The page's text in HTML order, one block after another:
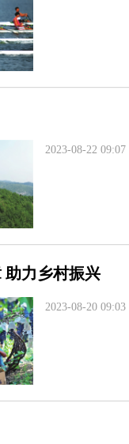
2023-08-22 09:07
助力乡村振兴
2023-08-20 09:03